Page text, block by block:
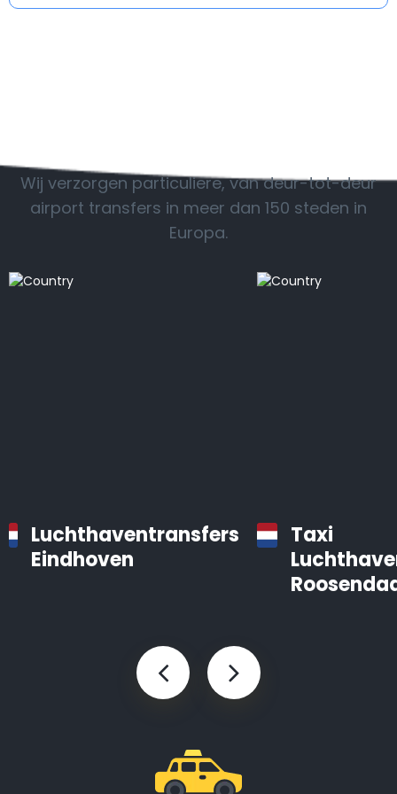
toegevoegd.
Wij verzorgen particuliere, van deur-tot-deur
airport transfers in meer dan 150 steden in
Europa.
Luchthaventransfers
Eindhoven
Taxi